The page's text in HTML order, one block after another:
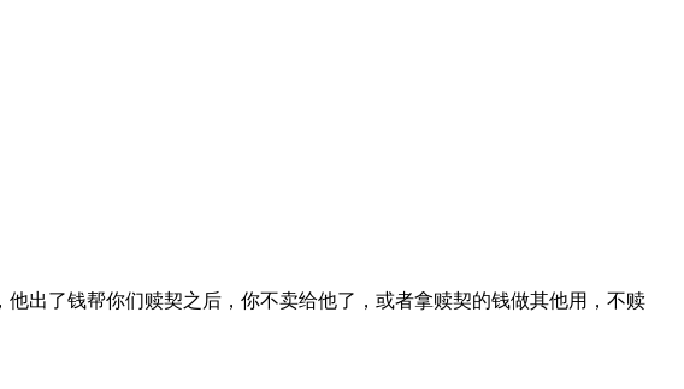
出了钱帮你们赎契之后，你不卖给他了，或者拿赎契的钱做其他用，不赎